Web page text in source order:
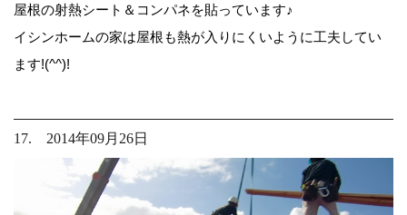
屋根の射熱シート＆コンパネを貼っています♪
イシンホームの家は屋根も熱が入りにくいように工夫してい
ます!(^^)!
17. 2014年09月26日